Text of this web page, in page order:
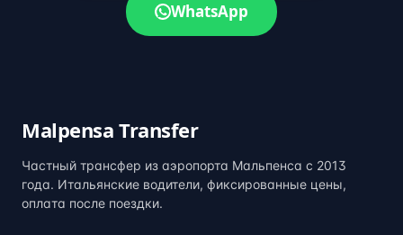
WhatsApp
Malpensa Transfer
Частный трансфер из аэропорта Мальпенса с 2013
года. Итальянские водители, фиксированные цены,
оплата после поездки.